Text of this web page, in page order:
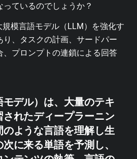
ているのでしょうか？
模言語モデル（LLM）を強化す
り、タスクの計画、サードパー
、プロンプトの連鎖による回答
デル）は、大量のテキ
れたディープラーニン
ような言語を理解し生
に来る単語を予測し、